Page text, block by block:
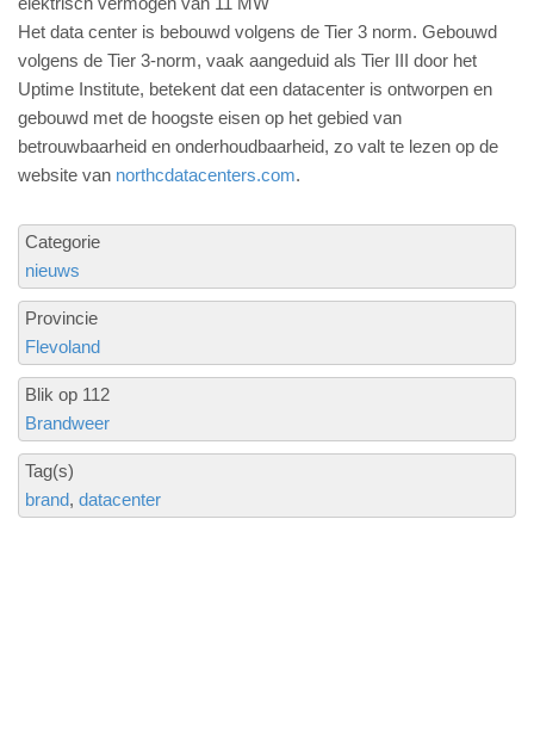
Het data center is bebouwd volgens de Tier 3 norm. Gebouwd
volgens de Tier 3-norm, vaak aangeduid als Tier III door het
Uptime Institute, betekent dat een datacenter is ontworpen en
gebouwd met de hoogste eisen op het gebied van
betrouwbaarheid en onderhoudbaarheid, zo valt te lezen op de
website van northcdatacenters.com.
Categorie
nieuws
Provincie
Flevoland
Blik op 112
Brandweer
Tag(s)
brand datacenter